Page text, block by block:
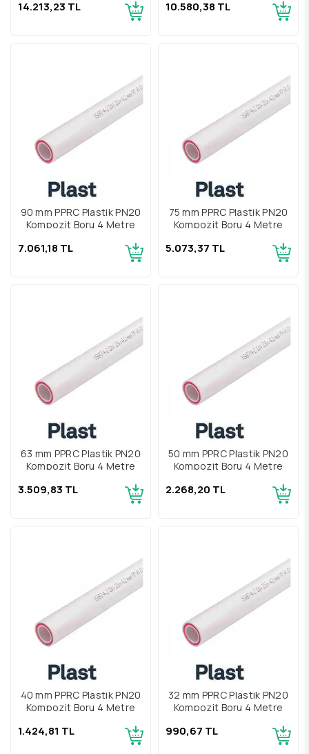
14.213,23 TL 10.580,38 TL
90 mm PPRC Plastik PN20
Kompozit Boru 4 Metre
7.061,18 TL
75 mm PPRC Plastik PN20
Kompozit Boru 4 Metre
5.073,37 TL
63 mm PPRC Plastik PN20
Kompozit Boru 4 Metre
3.509,83 TL
50 mm PPRC Plastik PN20
Kompozit Boru 4 Metre
2.268,20 TL
40 mm PPRC Plastik PN20
Kompozit Boru 4 Metre
1.424,81 TL
32 mm PPRC Plastik PN20
Kompozit Boru 4 Metre
990,67 TL